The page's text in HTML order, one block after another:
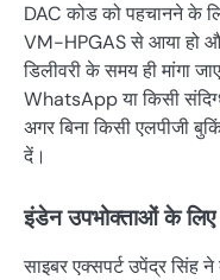
DAC कोड को पहचानने के
VM-HPGAS से आया हो
डिलीवरी के समय ही मांगा
WhatsApp या किसी
अगर बिना किसी एलपीजी
दें।
इंडेन उपभोक्ताओं के लिए
साइबर एक्सपर्ट उपेंद्र सिंह